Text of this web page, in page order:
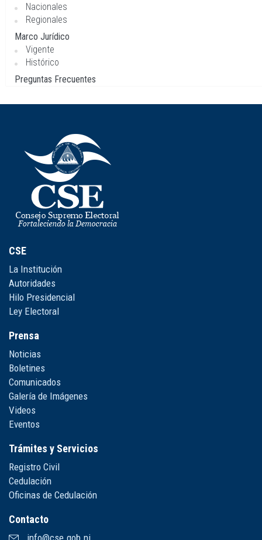
Nacionales
Regionales
Marco Jurídico
Vigente
Histórico
Preguntas Frecuentes
CSE
La Institución
Autoridades
Hilo Presidencial
Ley Electoral
Prensa
Noticias
Boletines
Comunicados
Galería de Imágenes
Videos
Eventos
Trámites y Servicios
Registro Civil
Cedulación
Oficinas de Cedulación
Contacto
info@cse.gob.ni